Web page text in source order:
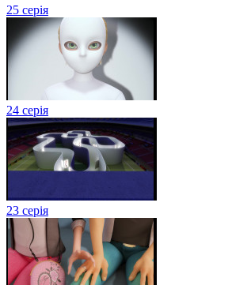
25 серія
24 серія
23 серія